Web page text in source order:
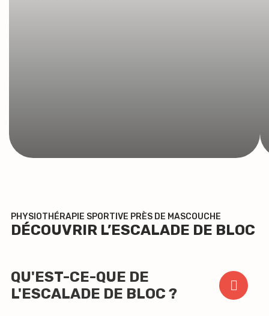
PHYSIOTHÉRAPIE SPORTIVE PRÈS DE MASCOUCHE
DÉCOUVRIR L’ESCALADE DE BLOC
QU'EST-CE-QUE DE
L'ESCALADE DE BLOC ?